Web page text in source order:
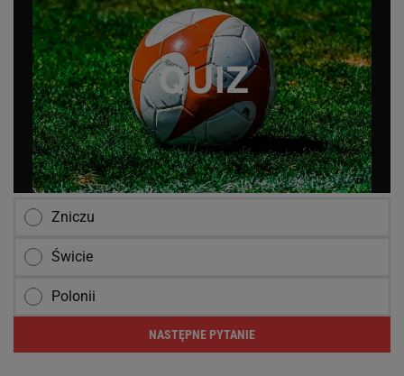
Zniczu
Świcie
Polonii
NASTĘPNE PYTANIE